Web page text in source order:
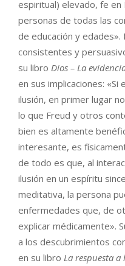
espiritual) elevado, fe en
personas de todas las
de educación y
consistentes y
su libro Dios – La
en sus implicaciones:
ilusión, en primer lugar
lo que Freud y otros
bien es altamente
interesante, es
de todo es que, al
ilusión en un espíritu
meditativa, la persona
enfermedades que, de
explicar médicamente».
a los descubrimientos
en su libro La respuesta